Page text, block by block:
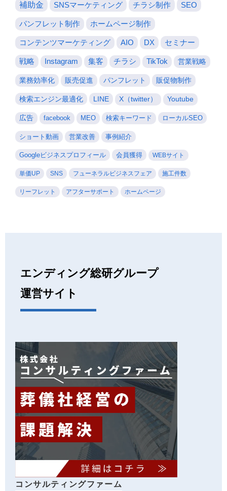
補助金 SNSマーケティング チラシ制作 SEO
パンフレット制作 ホームページ制作
コンテンツマーケティング AIO DX セミナー
戦略 Instagram 集客 チラシ TikTok 営業戦略
業務効率化 販売促進 パンフレット 販促物制作
検索エンジン最適化 LINE X（twitter） Youtube
広告 facebook MEO 検索キーワード ローカルSEO
ショート動画 営業改善 事例紹介
Googleビジネスプロフィール 会員獲得 WEBサイト
単価UP SNS フューネラルビジネスフェア 施工件数
リーフレット アフターサポート ホームページ
エンディング総研グループ
運営サイト
コンサルティングファーム